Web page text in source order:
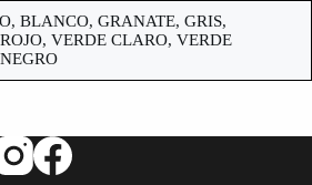
BLANCO, GRANATE, GRIS,
VERDE CLARO, VERDE